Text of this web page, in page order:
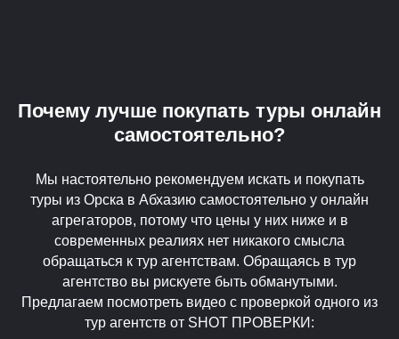
Почему лучше покупать туры онлайн
самостоятельно?
Мы настоятельно рекомендуем искать и покупать
туры из Орска в Абхазию самостоятельно у онлайн
агрегаторов, потому что цены у них ниже и в
современных реалиях нет никакого смысла
обращаться к тур агентствам. Обращаясь в тур
агентство вы рискуете быть обманутыми.
Предлагаем посмотреть видео с проверкой одного из
тур агентств от SHOT ПРОВЕРКИ: